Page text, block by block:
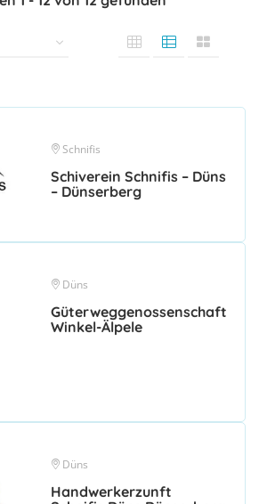
Schnifis
Schiverein Schnifis – Düns
– Dünserberg
Düns
Güterweggenossenschaft
Winkel-Älpele
Düns
Handwerkerzunft